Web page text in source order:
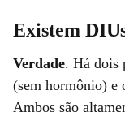
Existem
Verdade. Há dois
(sem hormônio) e
Ambos são